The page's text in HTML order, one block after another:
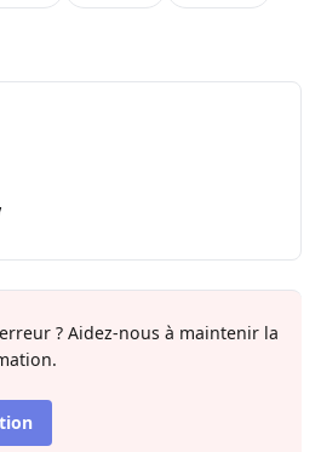
? Aidez-nous à maintenir la